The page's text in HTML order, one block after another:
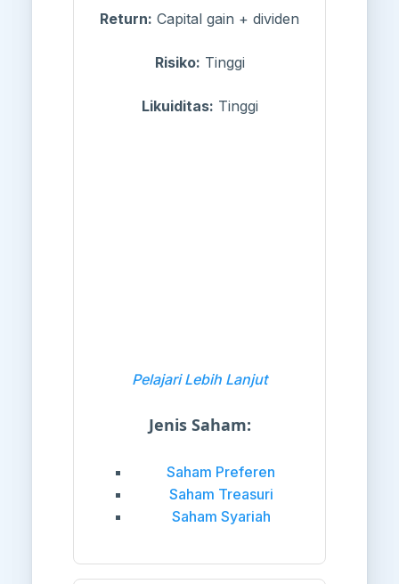
Return: Capital gain + dividen
Risiko: Tinggi
Likuiditas: Tinggi
Pelajari Lebih Lanjut
Jenis Saham:
Saham Preferen
Saham Treasuri
Saham Syariah